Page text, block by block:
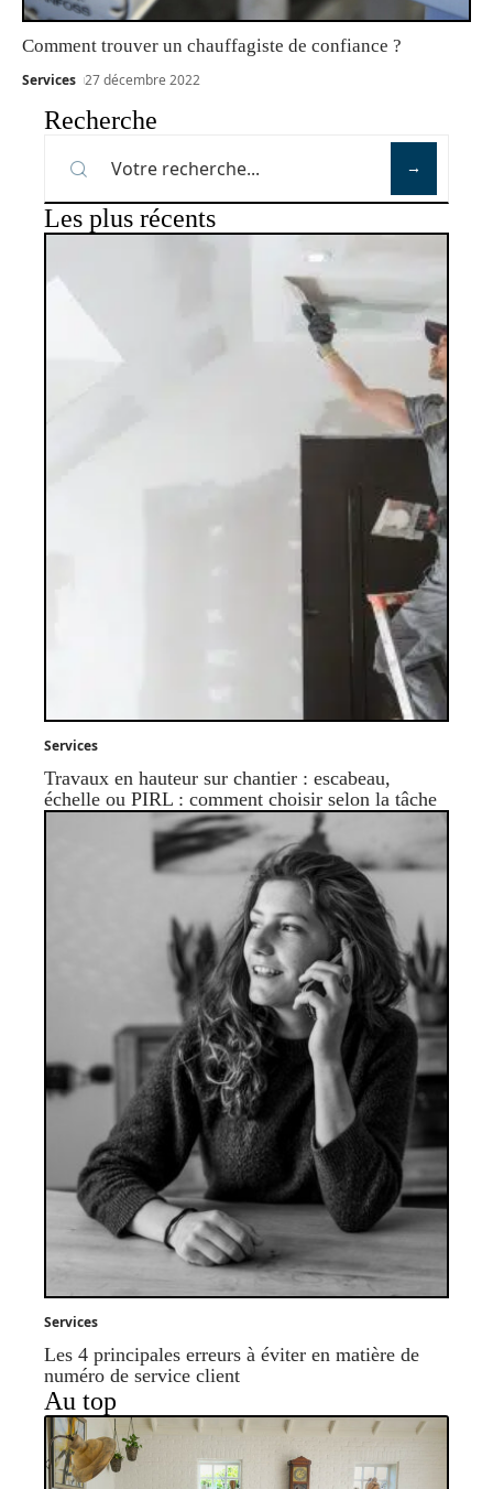
Comment trouver un chauffagiste de confiance ?
Services 27 décembre 2022
Recherche
Les plus récents
Services
Travaux en hauteur sur chantier : escabeau,
échelle ou PIRL : comment choisir selon la tâche
Services
Les 4 principales erreurs à éviter en matière de
numéro de service client
Au top